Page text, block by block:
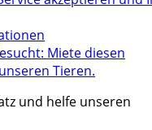
und helfe unseren